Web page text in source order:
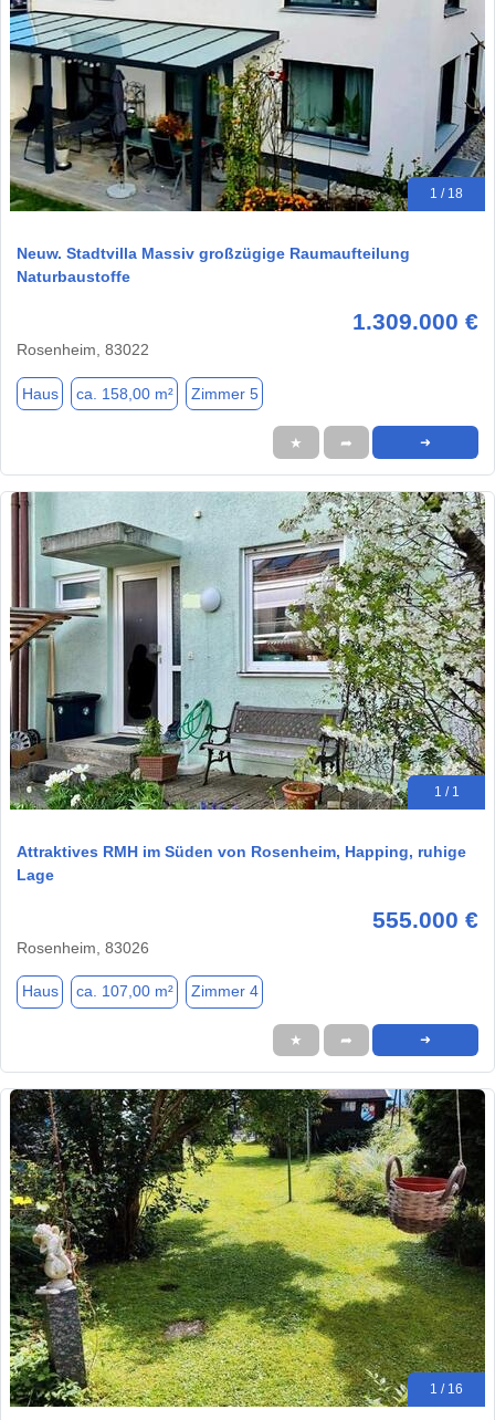
1 / 18
Neuw. Stadtvilla Massiv großzügige Raumaufteilung
Naturbaustoffe
1.309.000 €
Rosenheim, 83022
Haus ca. 158,00 m² Zimmer 5
★ ➦ ➜
1 / 1
Attraktives RMH im Süden von Rosenheim, Happing, ruhige
Lage
555.000 €
Rosenheim, 83026
Haus ca. 107,00 m² Zimmer 4
★ ➦ ➜
1 / 16